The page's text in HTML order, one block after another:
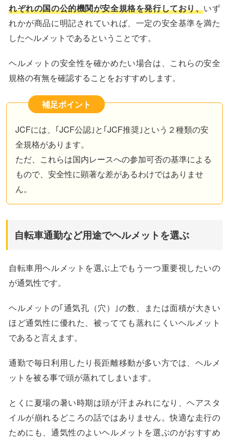
れぞれの国の公的機関が安全規格を発行しており、いず
れかが商品に明記されていれば、一定の安全基準を満た
したヘルメットであるということです。
ヘルメットの安全性を確かめたい場合は、これらの安全
規格の有無を確認することをおすすめします。
補足ポイント
JCFには、｢JCF公認｣と｢JCF推奨｣という２種類の安
全規格があります。
ただ、これらは国内レースへの参加可否の基準による
もので、安全性に顕著な差があるわけではありませ
ん。
自転車通勤など用途でヘルメットを選ぶ
自転車用ヘルメットを選ぶ上でもう一つ重要視したいの
が通気性です。
ヘルメットの｢通気孔（穴）｣の数、または面積が大きい
ほど通気性に優れた、被ってても蒸れにくいヘルメット
であると言えます。
通勤で毎日利用したり長距離移動が多い方では、ヘルメ
ットを被る事で頭が蒸れてしまいます。
とくに夏場の暑い時期は頭が汗まみれになり、ヘアスタ
イルが崩れるどころの話ではありません。快適な走行の
ためにも、通気性のよいヘルメットを選ぶのがおすすめ